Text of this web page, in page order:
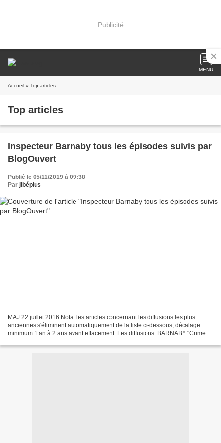
Publicité
MENU
Accueil » Top articles
Top articles
Inspecteur Barnaby tous les épisodes suivis par
BlogOuvert
Publié le 05/11/2019 à 09:38
Par jibéplus
MAJ 22 juillet 2016 Nota: les articles concernant les diffusions les plus
anciennes s'éliminent automatiquement de la liste ci-dessous, décalage
minimum 1 an à 2 ans avant effacement: Les diffusions: BARNABY "Crime et